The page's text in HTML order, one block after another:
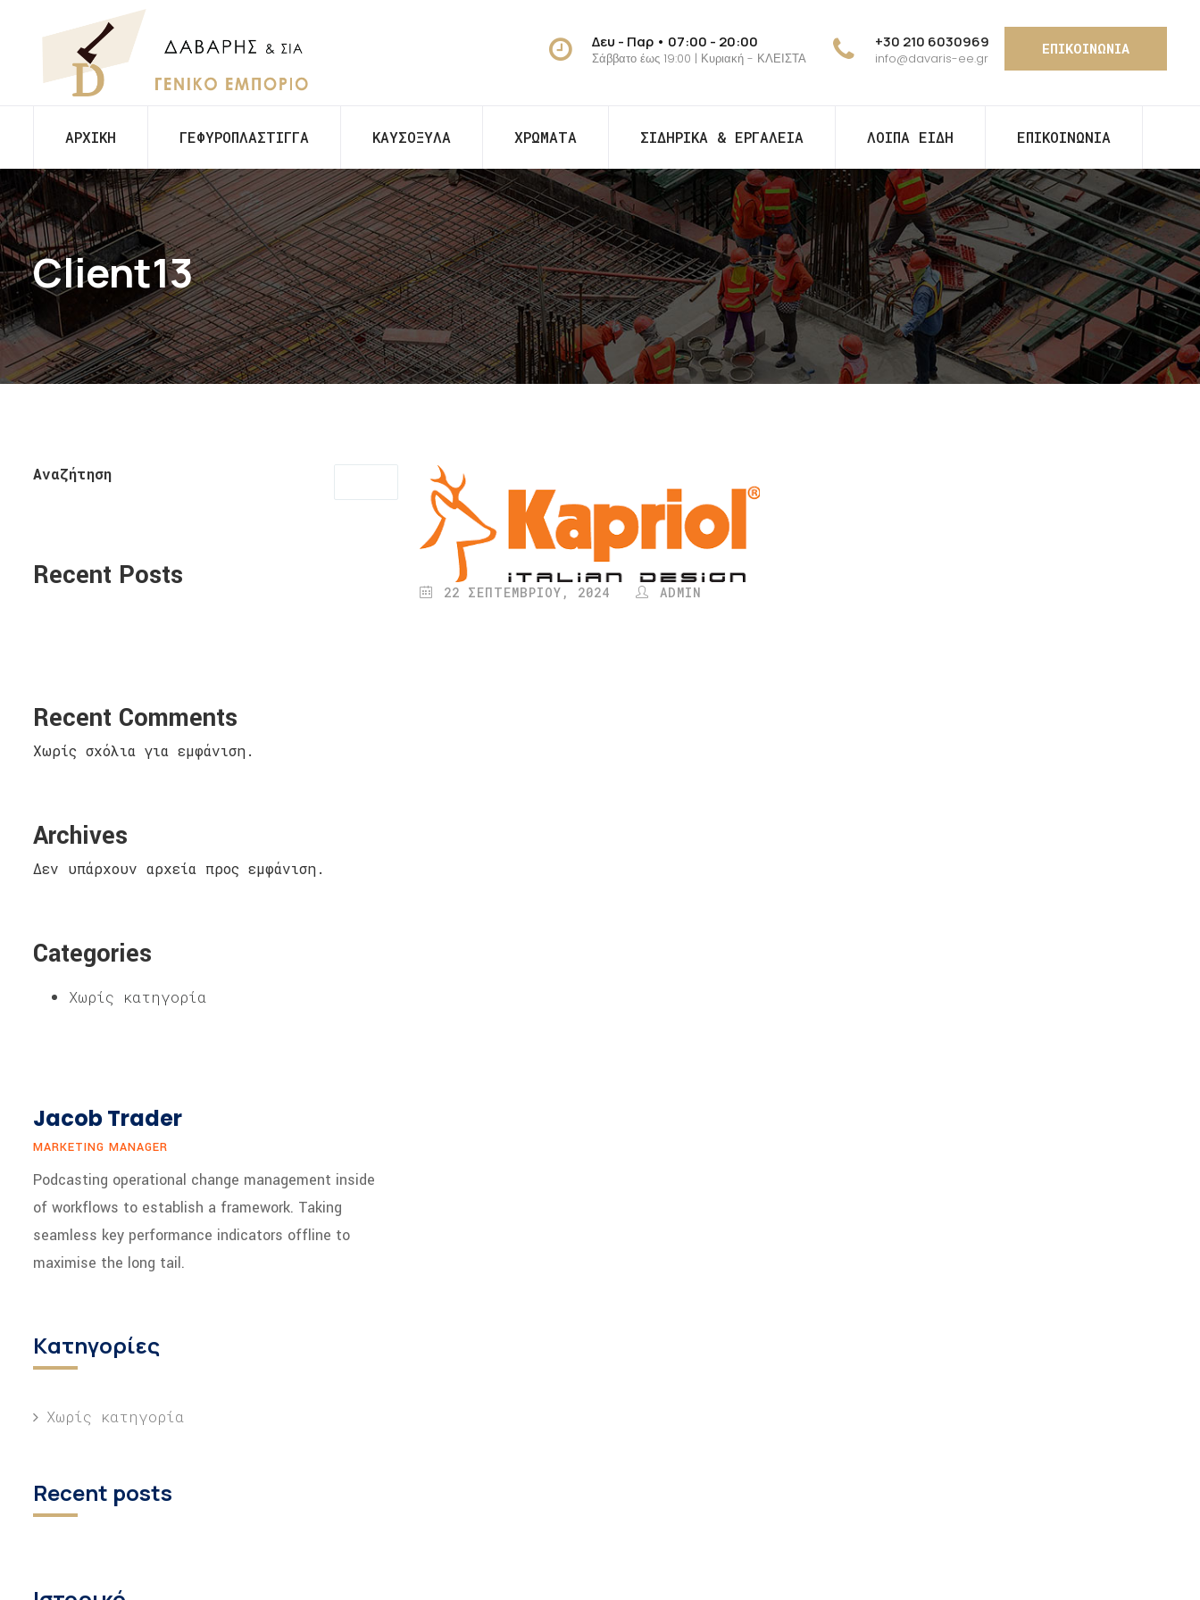
Δευ - Παρ • 07:00 - 20:00
Σάββατο έως 19:00 | Κυριακή - ΚΛΕΙΣΤΑ
+30 210 6030969
info@davaris-ee.gr
ΕΠΙΚΟΙΝΩΝΙΑ
ΑΡΧΙΚΗ ΓΕΦΥΡΟΠΛΑΣΤΙΓΓΑ ΚΑΥΣΟΞΥΛΑ ΧΡΩΜΑΤΑ ΣΙΔΗΡΙΚΑ & ΕΡΓΑΛΕΙΑ ΛΟΙΠΑ ΕΙΔΗ ΕΠΙΚΟΙΝΩΝΙΑ
Client13
Αναζήτηση
Recent Posts
Recent Comments
Χωρίς σχόλια για εμφάνιση.
Archives
Δεν υπάρχουν αρχεία προς εμφάνιση.
Categories
Χωρίς κατηγορία
Jacob Trader
MARKETING MANAGER
Podcasting operational change management inside
of workflows to establish a framework. Taking
seamless key performance indicators offline to
maximise the long tail.
Kατηγορίες
Χωρίς κατηγορία
Recent posts
22 ΣΕΠΤΕΜΒΡΊΟΥ, 2024 ADMIN